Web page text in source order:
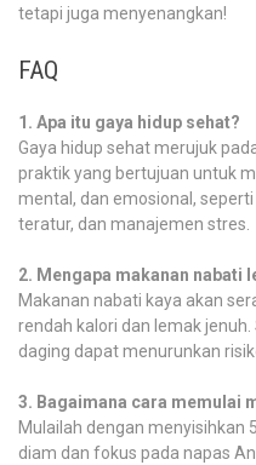
tetapi juga menyenangkan!
FAQ
1. Apa itu gaya hidup sehat?
Gaya hidup sehat merujuk
praktik yang bertujuan untuk
mental, dan emosional,
teratur, dan manajemen stres.
2. Mengapa makanan nabati
Makanan nabati kaya akan
rendah kalori dan lemak
daging dapat menurunkan
3. Bagaimana cara memulai
Mulailah dengan menyisihkan
diam dan fokus pada napas